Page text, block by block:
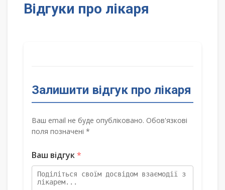
Відгуки про лікаря
Залишити відгук про лікаря
Ваш email не буде опубліковано. Обов'язкові
поля позначені *
Ваш відгук*